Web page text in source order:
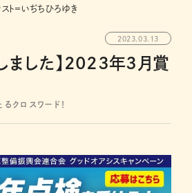
ト＝いぢちひろゆき
2023.03.13
ました】2023年3月賞
クロスワード！